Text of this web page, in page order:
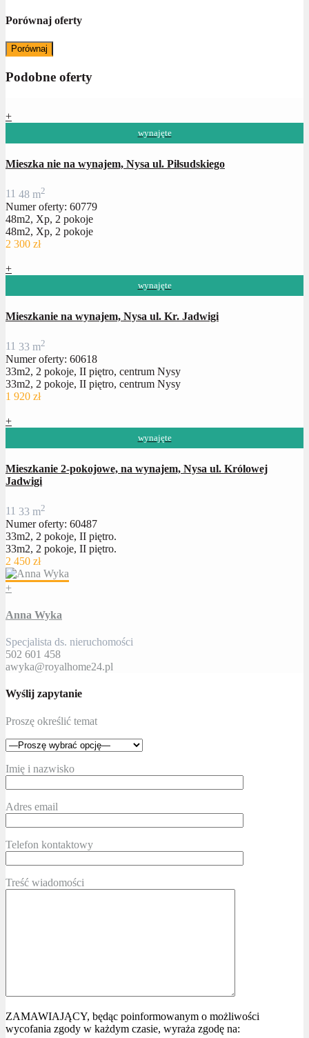
Porównaj oferty
Porównaj
Podobne oferty
+
wynajęte
Mieszka nie na wynajem, Nysa ul. Piłsudskiego
11 48 m2
Numer oferty: 60779
48m2, Xp, 2 pokoje
48m2, Xp, 2 pokoje
2 300 zł
+
wynajęte
Mieszkanie na wynajem, Nysa ul. Kr. Jadwigi
11 33 m2
Numer oferty: 60618
33m2, 2 pokoje, II piętro, centrum Nysy
33m2, 2 pokoje, II piętro, centrum Nysy
1 920 zł
+
wynajęte
Mieszkanie 2-pokojowe, na wynajem, Nysa ul. Królowej
Jadwigi
11 33 m2
Numer oferty: 60487
33m2, 2 pokoje, II piętro.
33m2, 2 pokoje, II piętro.
2 450 zł
+
Anna Wyka
Specjalista ds. nieruchomości
502 601 458
awyka@royalhome24.pl
Wyślij zapytanie
Proszę określić temat
Imię i nazwisko
Adres email
Telefon kontaktowy
Treść wiadomości
ZAMAWIAJĄCY, będąc poinformowanym o możliwości
wycofania zgody w każdym czasie, wyraża zgodę na: